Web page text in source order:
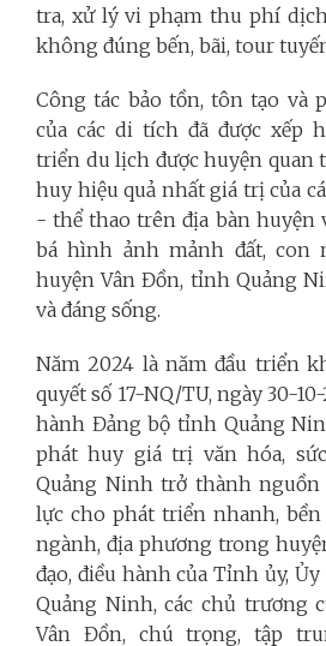
tra, xử lý vi phạm thu phí
không đúng bến, bãi, tour
Công tác bảo tồn, tôn tạo và
của các di tích đã được xếp
triển du lịch được huyện quan
huy hiệu quả nhất giá trị của
- thể thao trên địa bàn huyện
bá hình ảnh mảnh đất, con
huyện Vân Đồn, tỉnh Quảng
và đáng sống.
Năm 2024 là năm đầu triển
quyết số 17-NQ/TU, ngày 30-
hành Đảng bộ tỉnh Quảng
phát huy giá trị văn hóa,
Quảng Ninh trở thành
lực cho phát triển nhanh, bền
ngành, địa phương trong
đạo, điều hành của Tỉnh ủy,
Quảng Ninh, các chủ trương
Vân Đồn, chú trọng, tập